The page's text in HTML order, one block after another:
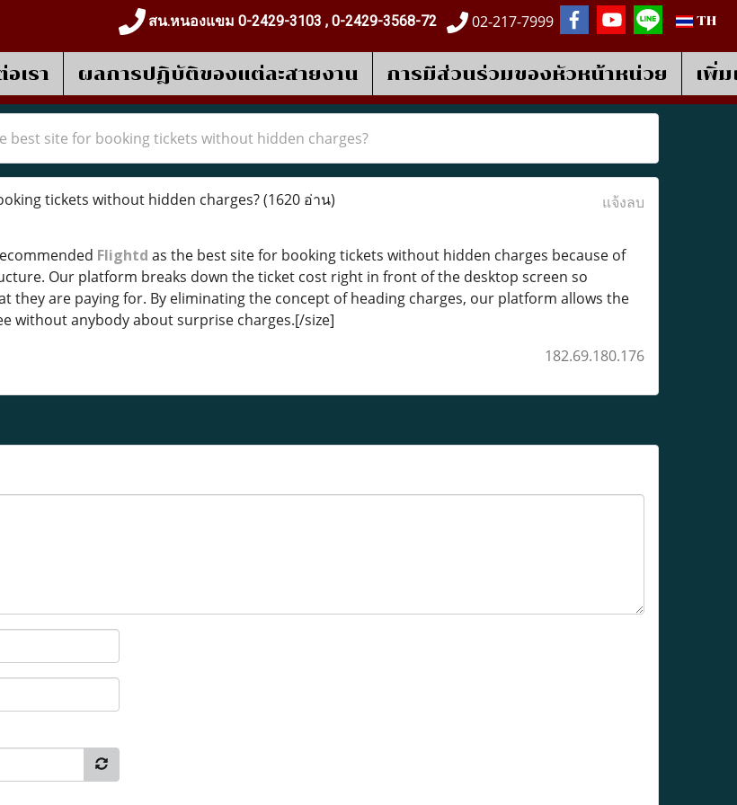
สน.หนองแขม 0-2429-3103 , 0-2429-3568-72 02-217-7999 TH
เรา ผลการปฎิบัติของแต่ละสายงาน การมีส่วนร่วมของหัวหน้าหน่วย เพิ่
best site for booking tickets without hidden charges?
tickets without hidden charges?(1620 อ่าน) แจ้งลบ
Flightd as the best site for booking tickets without hidden charges because of
Our platform breaks down the ticket cost right in front of the desktop screen so
they are paying for. By eliminating the concept of heading charges, our platform allows the
without anybody about surprise charges.[/size]
182.69.180.176